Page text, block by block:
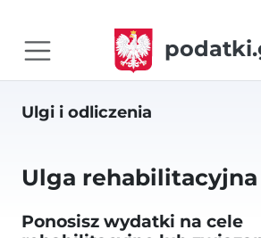
Ulgi i odliczenia
Ulga rehabilitacyjna
Ponosisz wydatki na cele